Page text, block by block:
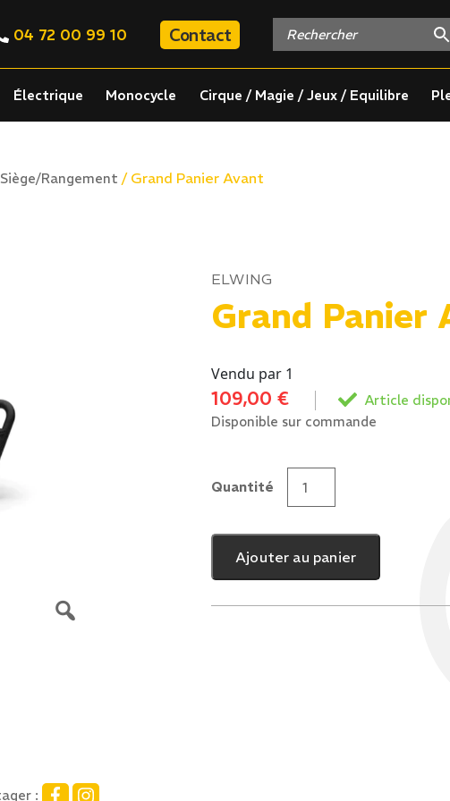
04 72 00 99 10 Contact
Électrique Monocycle Cirque / Magie / Jeux / Equilibre
Siège/Rangement / Grand Panier Avant
:
ELWING
Grand Panier
Vendu par 1
109,00 € Article
Disponible sur commande
Quantité
quantité
Grand
Panier
Avant
Ajouter au panier